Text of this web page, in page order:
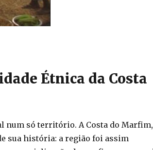
Étnica da Costa
num só território. A Costa do Marfim,
sua história: a região foi assim